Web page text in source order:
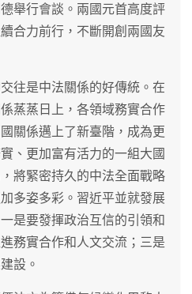
舉行會談。兩國元首高度評
合力前行，不斷開創兩國友
往是中法關係的好傳統。在
蒸蒸日上，各領域務實合作
關係邁上了新臺階，成為更
、更加富有活力的一組大國
將緊密持久的中法全面戰略
多姿多彩。習近平並就發展
是要發揮政治互信的引領和
務實合作和人文交流；三是
設。